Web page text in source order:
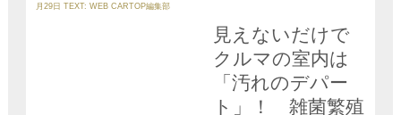
ー月29日 TEXT: WEB CARTOP編集部
見えないだけで
クルマの室内は
「汚れのデパー
ト」！ 雑菌繁殖